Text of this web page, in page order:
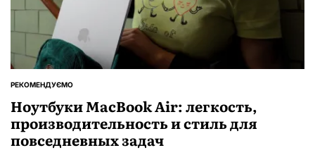
ОПУБЛІКУВАТИ
РЕКОМЕНДУЄМО
Ноутбуки MacBook Air: легкость,
производительность и стиль для
повседневных задач